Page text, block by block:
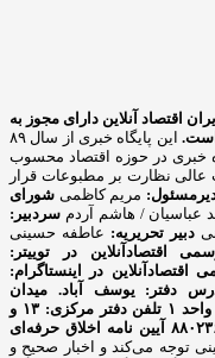
اقتصاد آنلاین دارای مجوز به
این پایگاه خبری از سال ۸۹
خبری در حوزه اقتصاد محسوب
عالی نظارت بر مطبوعات قرار
مریم کاظمی شورای
عباسیان / هاشم آردم سردبیر:
دبیر تحریریه: عاطفه حسینی
اقتصادآنلاین در توییتر:
در اینستاگرام:
دفتر: یوسف آباد. میدان
تلفن دفتر مرکزی: ۱۳ و
آیین نامه اخلاق حرفه‌ای
توجه می‌کند و اخبار صحیح و